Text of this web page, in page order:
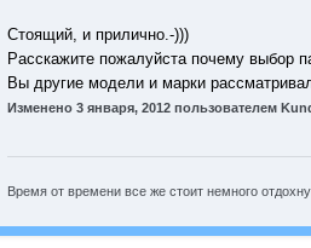
Стоящий, и прилично.-)))
Расскажите пожалуйста почему выбор
Вы другие модели и марки
Изменено 3 января, 2012 пользователем
Время от времени все же стоит немного